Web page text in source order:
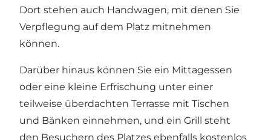
Dort stehen auch Handwagen, mit denen Sie
Verpflegung auf dem Platz mitnehmen
können.
Darüber hinaus können Sie ein Mittagessen
oder eine kleine Erfrischung unter einer
teilweise überdachten Terrasse mit Tischen
und Bänken einnehmen, und ein Grill steht
den Besuchern des Platzes ebenfalls kostenlos